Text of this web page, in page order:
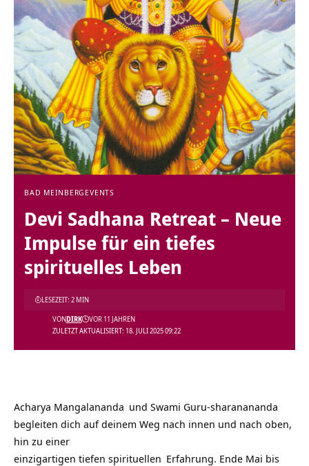
BAD MEINBERG EVENTS
Devi Sadhana Retreat – Neue
Impulse für ein tiefes
spirituelles Leben
ZULETZT AKTUALISIERT: 18. JULI 2025 09:22
VONDIRK VOR 11 JAHREN
LESEZEIT: 2 MIN
Acharya Mangalananda und Swami Guru-sharanananda
begleiten dich auf deinem Weg nach innen und nach oben,
hin zu einer
einzigartigen tiefen spirituellen Erfahrung. Ende Mai bis